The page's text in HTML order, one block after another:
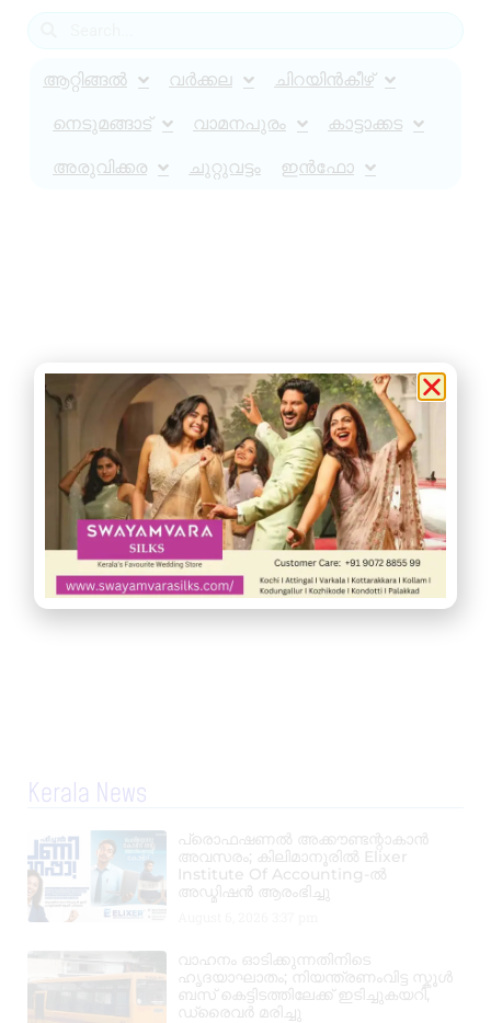
ആറ്റിങ്ങൽ വർക്കല ചിറയിൻകീഴ്
നെടുമങ്ങാട് വാമനപുരം കാട്ടാക്കട
അരുവിക്കര ചുറ്റുവട്ടം ഇൻഫോ
Kerala News
പ്രൊഫഷണൽ അക്കൗണ്ടന്റാകാൻ
അവസരം; കിലിമാനൂരിൽ Elixer
Institute Of Accounting-ൽ
അഡ്മിഷൻ ആരംഭിച്ചു
വാഹനം ഓടിക്കുന്നതിനിടെ
ഹൃദയാഘാതം; നിയന്ത്രണംവിട്ട സ്കൂൾ
ബസ് കെട്ടിടത്തിലേക്ക് ഇടിച്ചുകയറി,
ഡ്രൈവർ മരിച്ചു